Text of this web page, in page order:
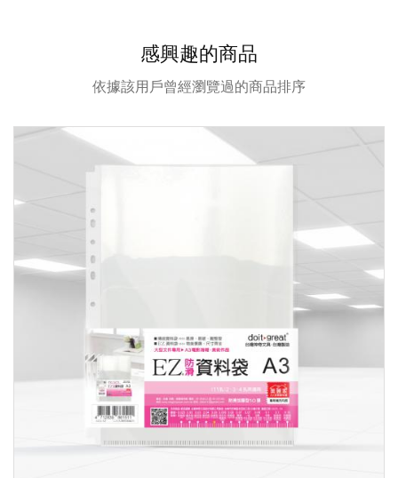
感興趣的商品
依據該用戶曾經瀏覽過的商品排序